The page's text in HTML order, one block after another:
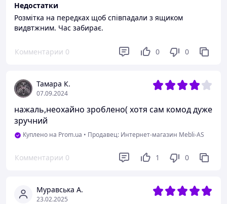
Недостатки
Розмітка на передках щоб співпадали з ящиком
видвтжним. Час забирає.
Комментарии 0 0 0
Тамара К.
07.09.2024
нажаль,неохайно зроблено( хотя сам комод дуже
зручний
Куплено на Prom.ua • Продавец: Интернет-магазин Mebli-AS
Комментарии 0 1 0
Муравська А.
23.02.2025